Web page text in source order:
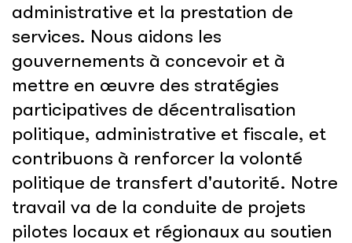
administrative et la prestation de
services. Nous aidons les
gouvernements à concevoir et à
mettre en œuvre des stratégies
participatives de décentralisation
politique, administrative et fiscale, et
contribuons à renforcer la volonté
politique de transfert d'autorité. Notre
travail va de la conduite de projets
pilotes locaux et régionaux au soutien